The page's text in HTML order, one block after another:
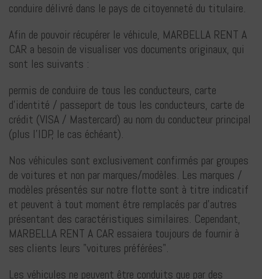
conduire délivré dans le pays de citoyenneté du titulaire.
Afin de pouvoir récupérer le véhicule, MARBELLA RENT A
CAR a besoin de visualiser vos documents originaux, qui
sont les suivants :
permis de conduire de tous les conducteurs, carte
d'identité / passeport de tous les conducteurs, carte de
crédit (VISA / Mastercard) au nom du conducteur principal
(plus l'IDP, le cas échéant).
Nos véhicules sont exclusivement confirmés par groupes
de voitures et non par marques/modèles. Les marques /
modèles présentés sur notre flotte sont à titre indicatif
et peuvent à tout moment être remplacés par d'autres
présentant des caractéristiques similaires. Cependant,
MARBELLA RENT A CAR essaiera toujours de fournir à
ses clients leurs "voitures préférées".
Les véhicules ne peuvent être conduits que par des